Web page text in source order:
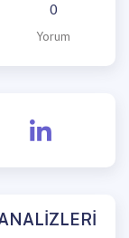
0
Yorum